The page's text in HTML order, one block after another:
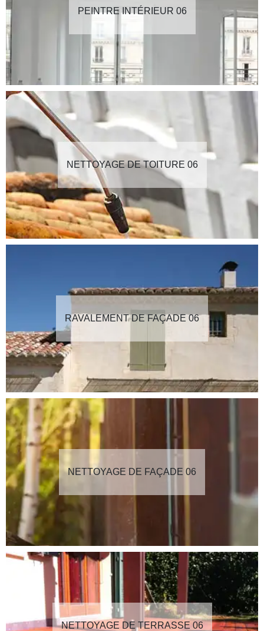
PEINTRE INTÉRIEUR 06
NETTOYAGE DE TOITURE 06
RAVALEMENT DE FAÇADE 06
NETTOYAGE DE FAÇADE 06
NETTOYAGE DE TERRASSE 06